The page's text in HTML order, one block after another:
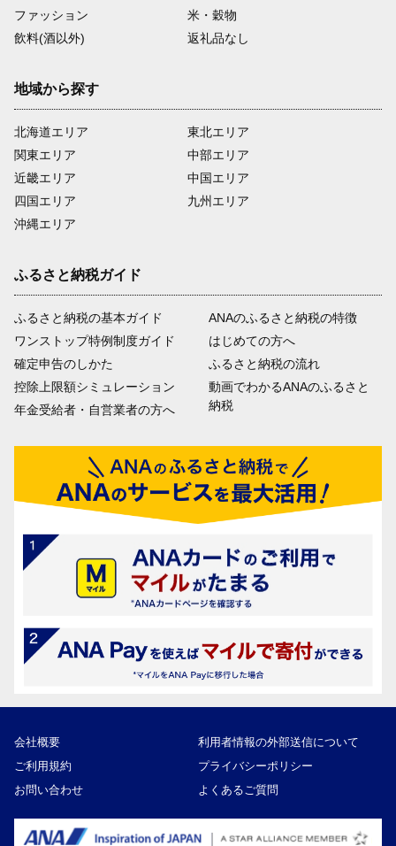
ファッション
米・穀物
飲料(酒以外)
返礼品なし
地域から探す
北海道エリア
関東エリア
近畿エリア
四国エリア
沖縄エリア
東北エリア
中部エリア
中国エリア
九州エリア
ふるさと納税ガイド
ふるさと納税の基本ガイド
ワンストップ特例制度ガイド
確定申告のしかた
控除上限額シミュレーション
年金受給者・自営業者の方へ
ANAのふるさと納税の特徴
はじめての方へ
ふるさと納税の流れ
動画でわかるANAのふるさと
納税
会社概要
利用者情報の外部送信について
ご利用規約
プライバシーポリシー
お問い合わせ
よくあるご質問